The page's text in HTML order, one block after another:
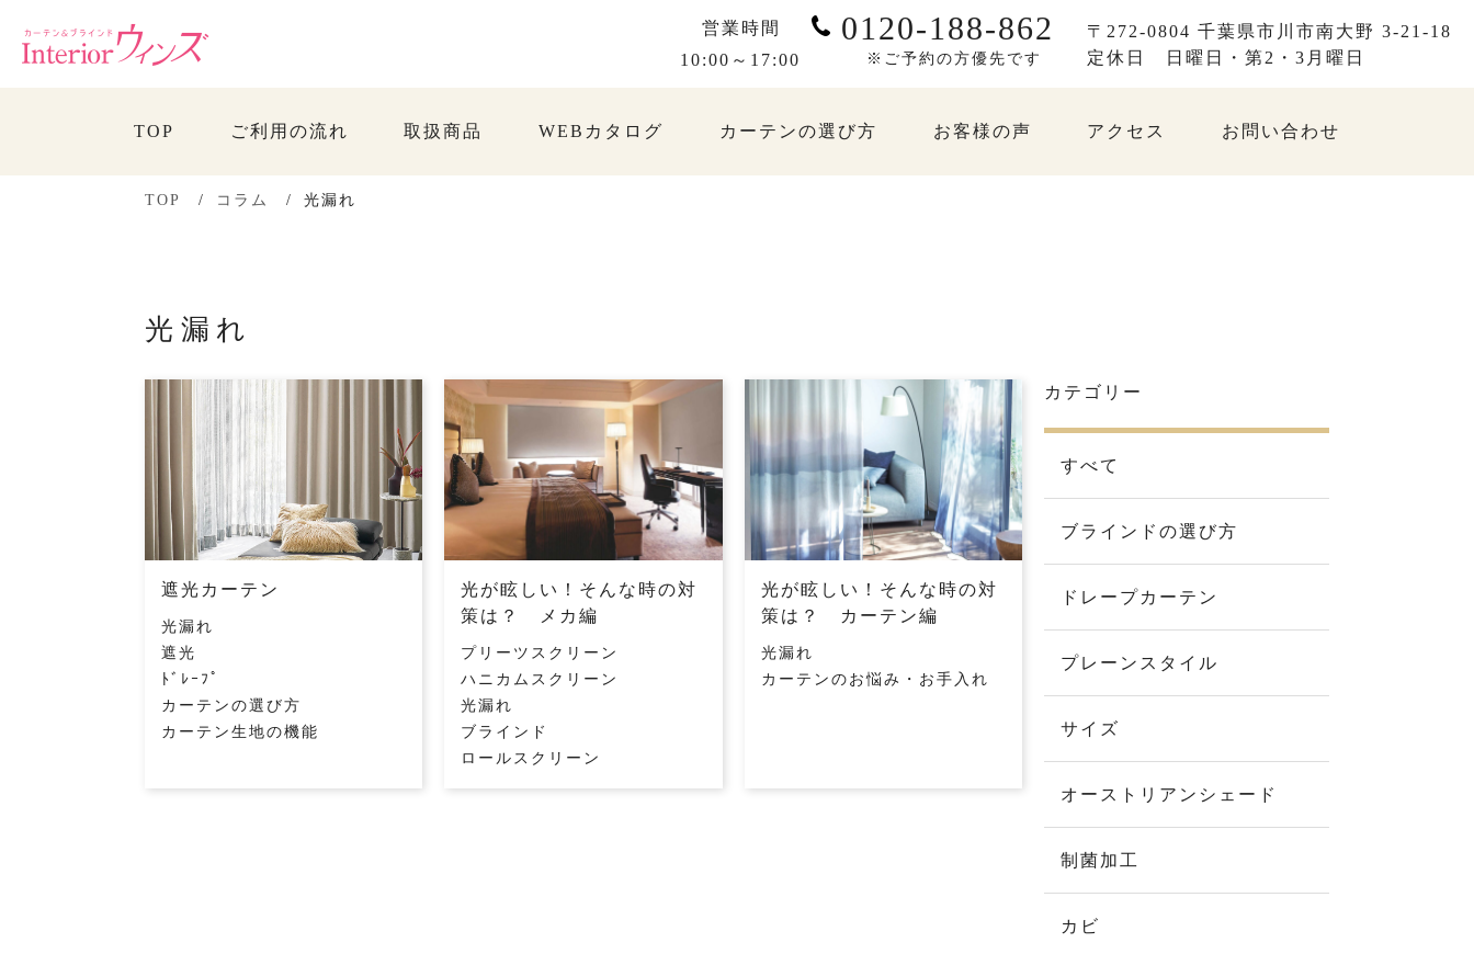
営業時間
10:00～17:00
0120-188-862
※ご予約の方優先です
〒272-0804 千葉県市川市南大野 3-21-18
定休日
日曜日・第2・3月曜日
TOP ご利用の流れ 取扱商品 WEBカタログ カーテンの選び方 お客様の声 アクセス お問い合わせ
TOP コラム 光漏れ
光漏れ
遮光カーテン
光漏れ
遮光
ﾄﾞﾚｰﾌﾟ
カーテンの選び方
カーテン生地の機能
光が眩しい！そんな時の対
策は？ メカ編
プリーツスクリーン
ハニカムスクリーン
光漏れ
ブラインド
ロールスクリーン
光が眩しい！そんな時の対
策は？ カーテン編
光漏れ
カーテンのお悩み・お手入れ
カテゴリー
すべて
ブラインドの選び方
ドレープカーテン
プレーンスタイル
サイズ
オーストリアンシェード
制菌加工
カビ